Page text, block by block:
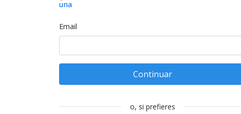
una
Email
Continuar
o, si prefieres